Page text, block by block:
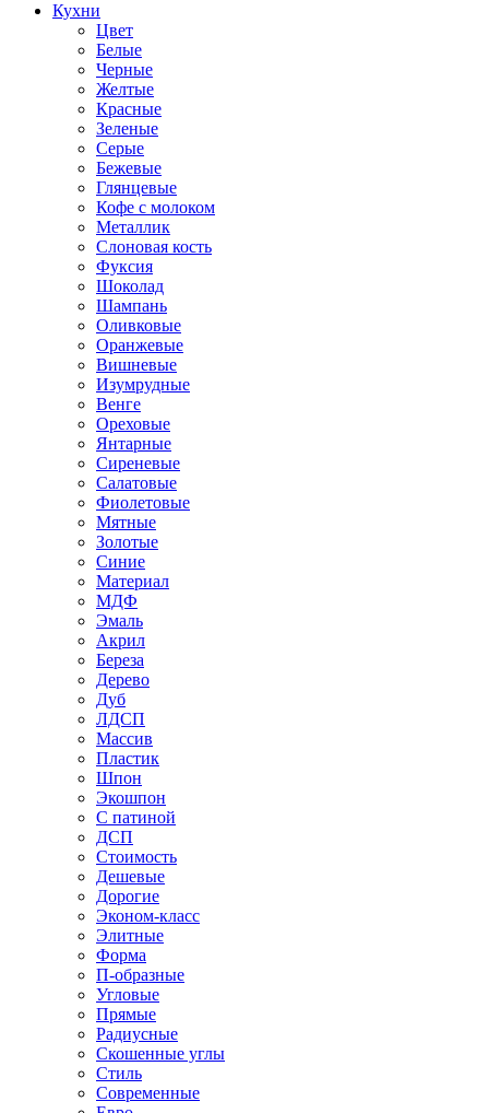
Кухни
Цвет
Белые
Черные
Желтые
Красные
Зеленые
Серые
Бежевые
Глянцевые
Кофе с молоком
Металлик
Слоновая кость
Фуксия
Шоколад
Шампань
Оливковые
Оранжевые
Вишневые
Изумрудные
Венге
Ореховые
Янтарные
Сиреневые
Салатовые
Фиолетовые
Мятные
Золотые
Синие
Материал
МДФ
Эмаль
Акрил
Береза
Дерево
Дуб
ЛДСП
Массив
Пластик
Шпон
Экошпон
С патиной
ДСП
Стоимость
Дешевые
Дорогие
Эконом-класс
Элитные
Форма
П-образные
Угловые
Прямые
Радиусные
Скошенные углы
Стиль
Современные